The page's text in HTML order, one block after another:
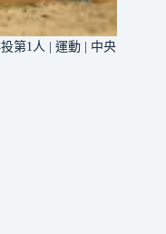
第1人 | 運動 | 中央